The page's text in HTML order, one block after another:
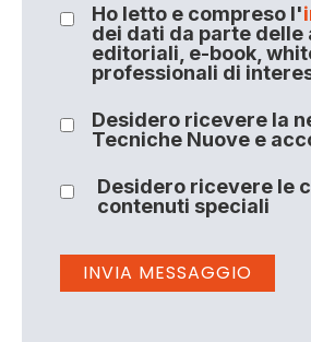
Ho letto e compreso l'
dei dati da parte delle
editoriali, e-book,
professionali di
Desidero ricevere la
Tecniche Nuove e
Desidero ricevere le
contenuti speciali